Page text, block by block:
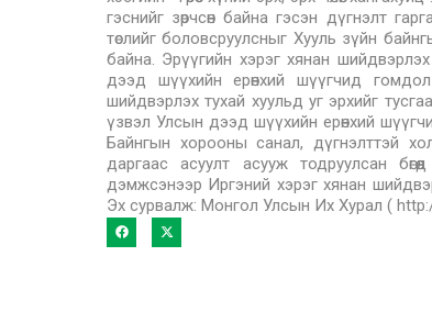
гэснийг зөрчсөн байна гэсэн дүгнэлт
төслийг боловсруулсныг Хууль зүйн
байна. Эрүүгийн хэрэг хянан
дээд шүүхийн ерөнхий шүүгчид
шийдвэрлэх тухай хуульд уг эрхийг
үзвэл Улсын дээд шүүхийн ерөнхий
Байнгын хорооны санал, дүгнэлттэй
даргаас асуулт асууж тодруулсан
дэмжсэнээр Иргэний хэрэг хянан
Эх сурвалж: Монгол Улсын Их Хурал (